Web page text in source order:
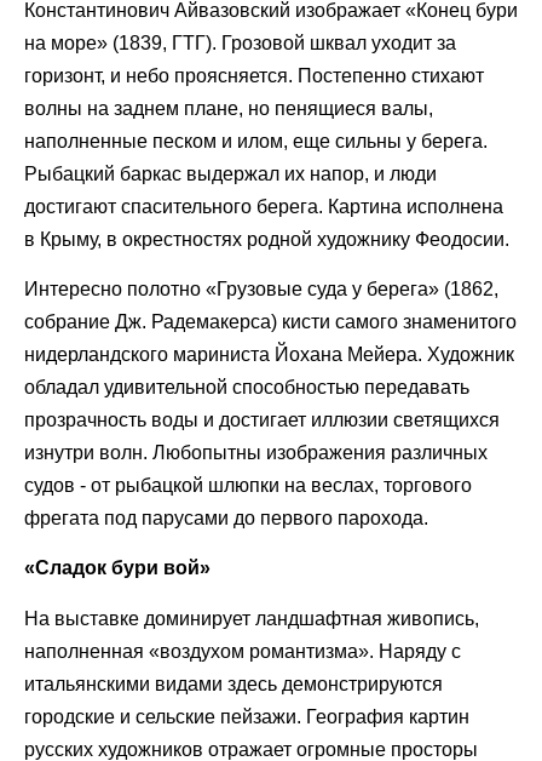
Константинович Айвазовский изображает «Конец бури
на море» (1839, ГТГ). Грозовой шквал уходит за
горизонт, и небо проясняется. Постепенно стихают
волны на заднем плане, но пенящиеся валы,
наполненные песком и илом, еще сильны у берега.
Рыбацкий баркас выдержал их напор, и люди
достигают спасительного берега. Картина исполнена
в Крыму, в окрестностях родной художнику Феодосии.
Интересно полотно «Грузовые суда у берега» (1862,
собрание Дж. Радемакерса) кисти самого знаменитого
нидерландского мариниста Йохана Мейера. Художник
обладал удивительной способностью передавать
прозрачность воды и достигает иллюзии светящихся
изнутри волн. Любопытны изображения различных
судов - от рыбацкой шлюпки на веслах, торгового
фрегата под парусами до первого парохода.
«Сладок бури вой»
На выставке доминирует ландшафтная живопись,
наполненная «воздухом романтизма». Наряду с
итальянскими видами здесь демонстрируются
городские и сельские пейзажи. География картин
русских художников отражает огромные просторы